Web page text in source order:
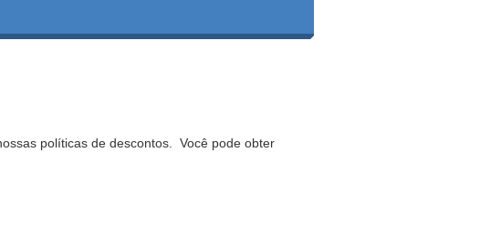
políticas de descontos. Você pode obter